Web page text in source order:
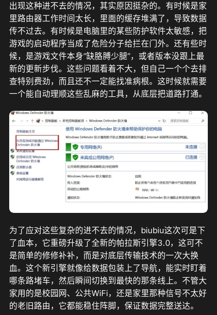
出现这种进不去的情况，其实原因挺杂的。有时候是家
里路由器工作时间太长，里面的缓存堆满了，导致数据
传不过去。有时候是电脑里的某些防护软件太敏感，把
游戏的启动程序当成了危险分子给拦在门外。还有些时
候，是游戏文件本身“缺胳膊少腿”，或者版本没跟上最
新的更新步伐。这些问题看着不大，但自己一个个去排
查特别费劲，而且还不一定能找准病根。这时候就需要
一个能自动理顺这些乱麻的工具，从底层把道路打通。
为了应对这些复杂的进不去的情况，biubiu这次可是下
了血本， 它重磅升级了全新的帕拉斯引擎3.0，这可不
是简单的修修补补，而是对底层传输技术的一次大换
血。这个新引擎就像给数据包装上了导航，能实时盯着
哪条路堵车，然后瞬间切换到最快的那条线上。不管大
家用的是校园网、公共WiFi，还是家里那种信号不太好
的老旧路由，它都能稳住阵脚，保证数据完整送达。